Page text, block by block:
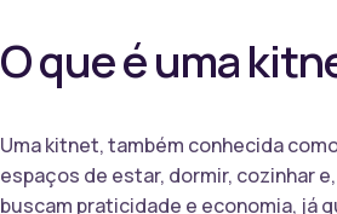
O que é uma
Uma kitnet, também conhecida
espaços de estar, dormir, cozinhar
buscam praticidade e economia, já